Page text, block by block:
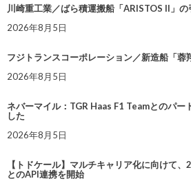
川崎重工業／ばら積運搬船「ARISTOS II」の
2026年8月5日
フジトランスコーポレーション／新造船「蓉
2026年8月5日
ネバーマイル：TGR Haas F1 Teamとのパー
した
2026年8月5日
【トドケール】マルチキャリア化に向けて
とのAPI連携を開始